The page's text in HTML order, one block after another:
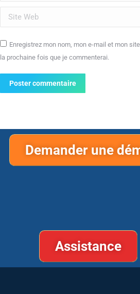
Site Web
Enregistrez mon nom, mon e-mail et mon
la prochaine fois que je commenterai.
Poster commentaire
Demander une
Assistance